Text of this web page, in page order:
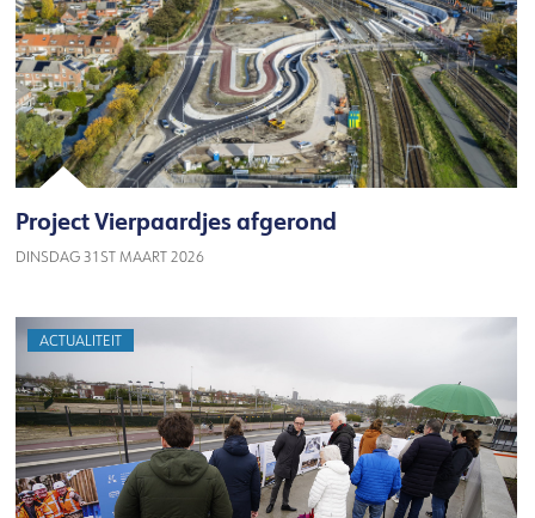
Project Vierpaardjes afgerond
DINSDAG 31ST MAART 2026
ACTUALITEIT